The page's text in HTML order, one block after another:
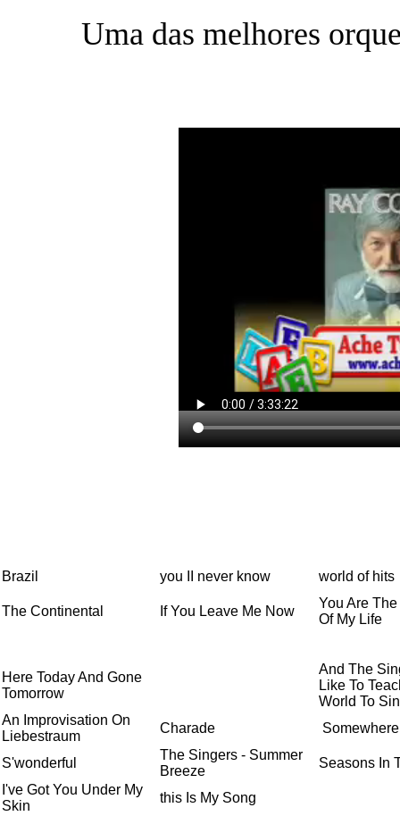
Uma das melhores
Brazil you II never know world of hits
The Continental If You Leave Me Now
You Are
Of My Life
Here Today And Gone
Tomorrow
And The
Like To
World To
An Improvisation On
Liebestraum
Charade
S'wonderful
The Singers - Summer
Breeze
Seasons In
I've Got You Under My
Skin
this Is My Song